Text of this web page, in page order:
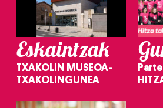
Eskaintzak
TXAKOLIN MUSEOA-
TXAKOLINGUNEA